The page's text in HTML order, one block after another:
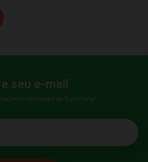
seu e-mail
e novidades da Bumerang!